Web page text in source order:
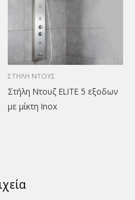
ΣΤΗΛΗ ΝΤΟΥΣ
Στήλη Ντουζ ELITE 5 εξοδων
με μίκτη Inox